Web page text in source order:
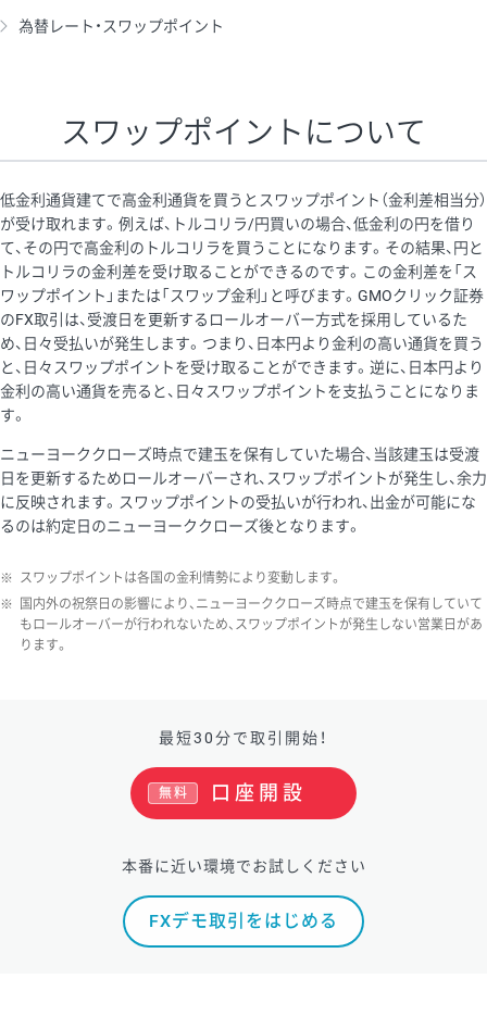
為替レート・スワップポイント
スワップポイントについて
低金利通貨建てで高金利通貨を買うとスワップポイント（金利差相当分）
が受け取れます。例えば、トルコリラ/円買いの場合、低金利の円を借り
て、その円で高金利のトルコリラを買うことになります。その結果、円と
トルコリラの金利差を受け取ることができるのです。この金利差を「ス
ワップポイント」または「スワップ金利」と呼びます。GMOクリック証券
のFX取引は、受渡日を更新するロールオーバー方式を採用しているた
め、日々受払いが発生します。つまり、日本円より金利の高い通貨を買う
と、日々スワップポイントを受け取ることができます。逆に、日本円より
金利の高い通貨を売ると、日々スワップポイントを支払うことになりま
す。
ニューヨーククローズ時点で建玉を保有していた場合、当該建玉は受渡
日を更新するためロールオーバーされ、スワップポイントが発生し、余力
に反映されます。スワップポイントの受払いが行われ、出金が可能にな
るのは約定日のニューヨーククローズ後となります。
※ スワップポイントは各国の金利情勢により変動します。
※
国内外の祝祭日の影響により、ニューヨーククローズ時点で建玉を保有していて
もロールオーバーが行われないため、スワップポイントが発生しない営業日があ
ります。
最短30分で取引開始！
口座開設
無料
本番に近い環境でお試しください
FXデモ取引をはじめる